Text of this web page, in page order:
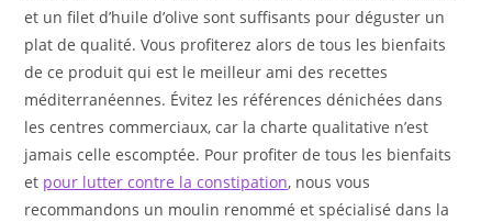
et un filet d’huile d’olive sont suffisants pour déguster un
plat de qualité. Vous profiterez alors de tous les bienfaits
de ce produit qui est le meilleur ami des recettes
méditerranéennes. Évitez les références dénichées dans
les centres commerciaux, car la charte qualitative n’est
jamais celle escomptée. Pour profiter de tous les bienfaits
et pour lutter contre la constipation, nous vous
recommandons un moulin renommé et spécialisé dans la